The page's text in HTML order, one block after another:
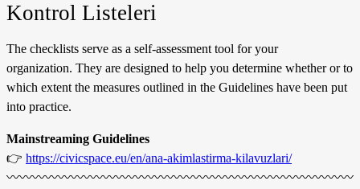
Kontrol Listeleri
The checklists serve as a self-assessment tool for your
organization. They are designed to help you determine whether or to
which extent the measures outlined in the Guidelines have been put
into practice.
Mainstreaming Guidelines
👉 https://civicspace.eu/en/ana-akimlastirma-kilavuzlari/
〰️〰️〰️〰️〰️〰️〰️〰️〰️〰️〰️〰️〰️〰️〰️〰️〰️〰️〰️〰️〰️〰️〰️〰️〰️〰️〰️